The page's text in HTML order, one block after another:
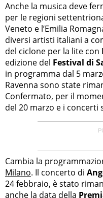
Anche la musica deve
per le regioni
Veneto e l’Emilia
diversi artisti italiani a
del ciclone per la lite con
edizione del Festival di
in programma dal 5
Ravenna sono state
Confermato, per il
del 20 marzo e i concerti
Cambia la
Milano. Il concerto di
24 febbraio, è stato
anche la data della